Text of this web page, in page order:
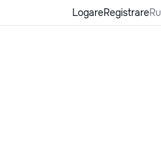
LogareRegistrareRu